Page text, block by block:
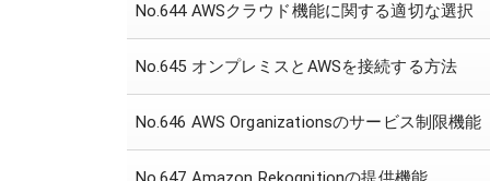
No.644 AWSクラウド機能に関する適切な選択
No.645 オンプレミスとAWSを接続する方法
No.646 AWS Organizationsのサービス制限機能